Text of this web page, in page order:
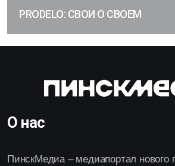
PRODELO: СВОИ О СВОЕМ
О нас
ПинскМедиа – медиапортал нового